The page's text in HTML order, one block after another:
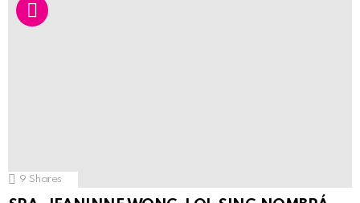
9 Shares